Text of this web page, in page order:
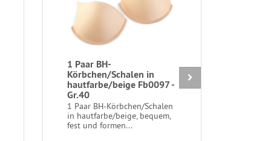
1 Paar BH-
Körbchen/Schalen in
hautfarbe/beige Fb0097 -
Gr.40
1 Paar BH-Körbchen/Schalen
in hautfarbe/beige, bequem,
fest und formen...